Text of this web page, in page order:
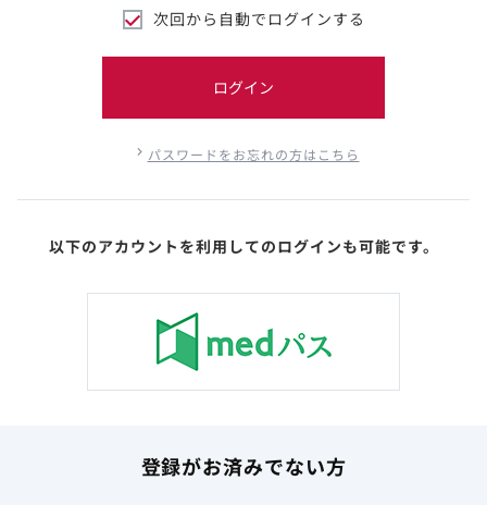
次回から自動でログインする
ログイン
パスワードをお忘れの方はこちら
以下のアカウントを利用してのログインも可能です。
登録がお済みでない方